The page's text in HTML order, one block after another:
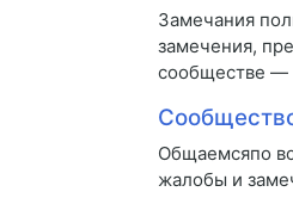
Замечания
замечения,
сообществе —
Общаемсяпо
жалобы и